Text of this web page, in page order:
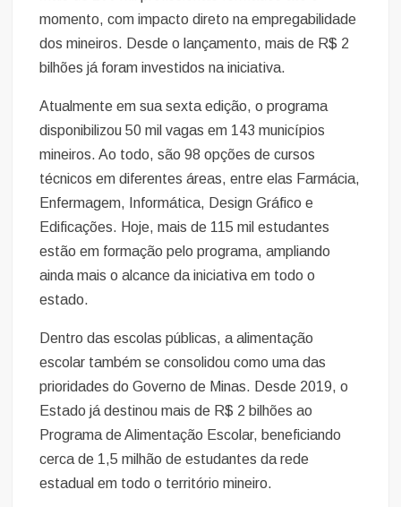
momento, com impacto direto na empregabilidade
dos mineiros. Desde o lançamento, mais de R$ 2
bilhões já foram investidos na iniciativa.
Atualmente em sua sexta edição, o programa
disponibilizou 50 mil vagas em 143 municípios
mineiros. Ao todo, são 98 opções de cursos
técnicos em diferentes áreas, entre elas Farmácia,
Enfermagem, Informática, Design Gráfico e
Edificações. Hoje, mais de 115 mil estudantes
estão em formação pelo programa, ampliando
ainda mais o alcance da iniciativa em todo o
estado.
Dentro das escolas públicas, a alimentação
escolar também se consolidou como uma das
prioridades do Governo de Minas. Desde 2019, o
Estado já destinou mais de R$ 2 bilhões ao
Programa de Alimentação Escolar, beneficiando
cerca de 1,5 milhão de estudantes da rede
estadual em todo o território mineiro.